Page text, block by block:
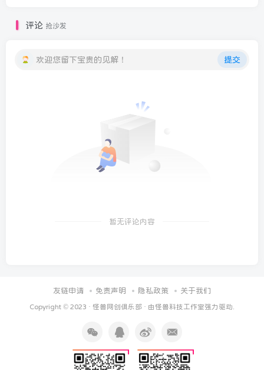
评论 抢沙发
欢迎您留下宝贵的见解！ 提交
暂无评论内容
友链申请 免责声明 隐私政策 关于我们
Copyright © 2023 · 怪兽网创俱乐部 · 由怪兽科技工作室强力驱动.